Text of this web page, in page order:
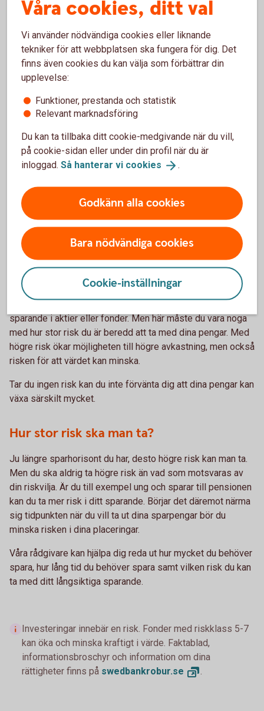
Investeringssparkonto (ISK)
aktier och andra värdepapper.
Så fungerarISK
Så får du pengar att växa
Genom att spara regelbundet, vara långsiktig och ta hänsyn
till avgifter kan även ett blygsamt men regelbundet
sparande med tiden växa till ett betydande belopp. Ju
tidigare du börjar spara desto bättre.
sparande i aktier eller fonder. Men här måste du vara noga
med hur stor risk du är beredd att ta med dina pengar. Med
högre risk ökar möjligheten till högre avkastning, men också
risken för att värdet kan minska.
Tar du ingen risk kan du inte förvänta dig att dina pengar kan
växa särskilt mycket.
Hur stor risk ska man ta?
Ju längre sparhorisont du har, desto högre risk kan man ta.
Men du ska aldrig ta högre risk än vad som motsvaras av
din riskvilja. Är du till exempel ung och sparar till pensionen
kan du ta mer risk i ditt sparande. Börjar det däremot närma
sig tidpunkten när du vill ta ut dina sparpengar bör du
minska risken i dina placeringar.
Våra rådgivare kan hjälpa dig reda ut hur mycket du behöver
spara, hur lång tid du behöver spara samt vilken risk du kan
ta med ditt långsiktiga sparande.
Investeringar innebär en risk. Fonder med riskklass 5-7
kan öka och minska kraftigt i värde. Faktablad,
informationsbroschyr och information om dina
rättigheter finns på swedbankrobur.se .
Våra cookies, ditt val
Vi använder nödvändiga cookies eller liknande
tekniker för att webbplatsen ska fungera för dig. Det
finns även cookies du kan välja som förbättrar din
upplevelse:
Funktioner, prestanda och statistik
Relevant marknadsföring
Du kan ta tillbaka ditt cookie-medgivande när du vill,
på cookie-sidan eller under din profil när du är
inloggad. Så hanterar vi cookies .
Godkänn alla cookies
Bara nödvändiga cookies
Cookie-inställningar